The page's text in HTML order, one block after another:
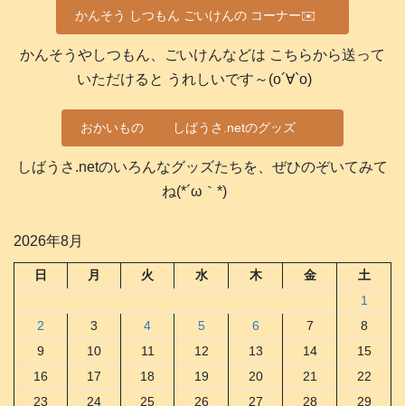
かんそう しつもん ごいけんの コーナー✉️
かんそうやしつもん、ごいけんなどは こちらから送って
いただけると うれしいです～(о´∀`о)
おかいもの しばうさ.netのグッズ
しばうさ.netのいろんなグッズたちを、ぜひのぞいてみて
ね(*´ω｀*)
2026年8月
日 月 火 水 木 金
土
1
2
3 4 5 6 7
8
9
10 11 12 13 14
15
16
17 18 19 20 21
22
23
24 25 26 27 28
29